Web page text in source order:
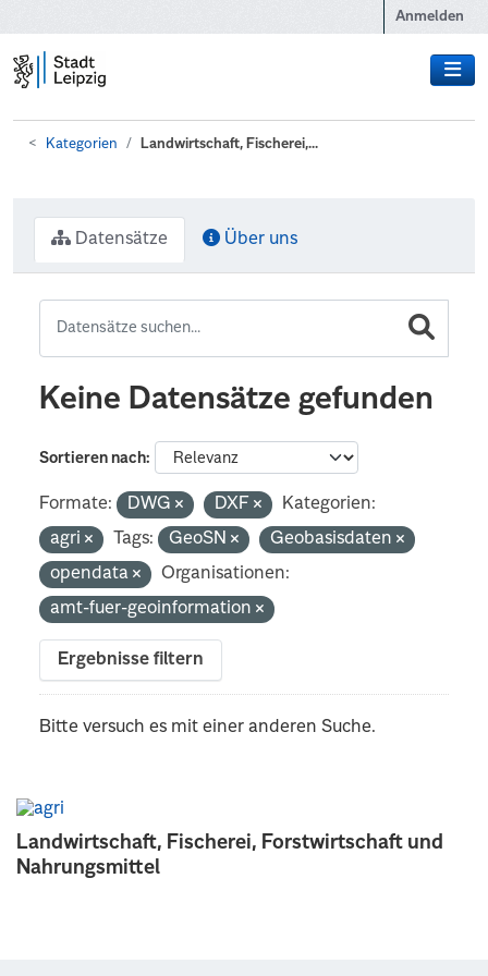
Anmelden
Kategorien Landwirtschaft, Fischerei,...
Landwirtschaft, Fischerei, Forstwirtschaft und
Nahrungsmittel
Datensätze Über uns
Keine Datensätze gefunden
Sortieren nach
Formate: DWG DXF
Kategorien:
agri
Tags: GeoSN
Geobasisdaten
opendata
Organisationen:
amt-fuer-geoinformation
Ergebnisse filtern
Bitte versuch es mit einer anderen Suche.